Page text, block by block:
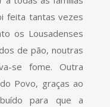
feita tantas vezes
os Lousadenses
de pão, noutras
se fome. Outra
Povo, graças ao
para que a